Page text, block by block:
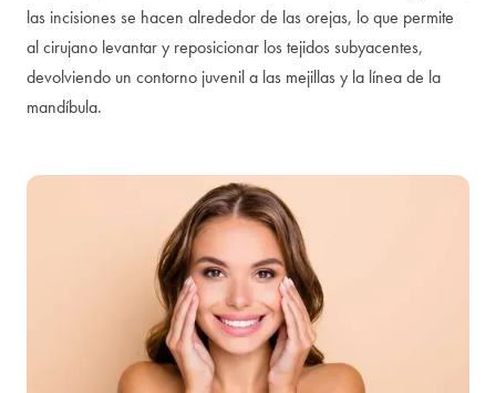
las incisiones se hacen alrededor de las orejas, lo que permite
al cirujano levantar y reposicionar los tejidos subyacentes,
devolviendo un contorno juvenil a las mejillas y la línea de la
mandíbula.